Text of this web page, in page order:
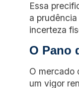
Essa
a
incerteza
O Pano
O mercado
um vigor